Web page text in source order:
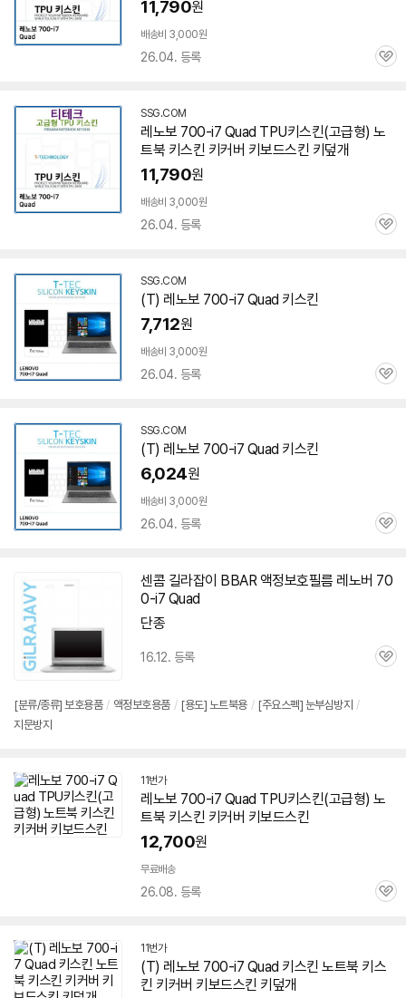
11,790원
배송비 3,000원
26.04. 등록
관
SSG.COM
레노보 700-i7 Quad TPU키스킨(고급형) 노
트북 키스킨 키커버 키보드스킨 키덮개
11,790원
배송비 3,000원
26.04. 등록
관
SSG.COM
(T) 레노보 700-i7 Quad 키스킨
7,712원
배송비 3,000원
26.04. 등록
관
SSG.COM
(T) 레노보 700-i7 Quad 키스킨
6,024원
배송비 3,000원
26.04. 등록
관
센콤 길라잡이 BBAR 액정보호필름 레노버 70
0-i7 Quad
단종
16.12. 등록
관
[분류/종류] 보호용품 / 액정보호용품 / [용도] 노트북용 / [주요스펙] 눈부심방지 /
지문방지
11번가
레노보 700-i7 Quad TPU키스킨(고급형) 노
트북 키스킨 키커버 키보드스킨
12,700원
무료배송
26.08. 등록
관
11번가
(T) 레노보 700-i7 Quad 키스킨 노트북 키스
킨 키커버 키보드스킨 키덮개